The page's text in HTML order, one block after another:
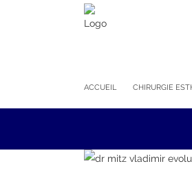
ACCUEIL CHIRURGIE